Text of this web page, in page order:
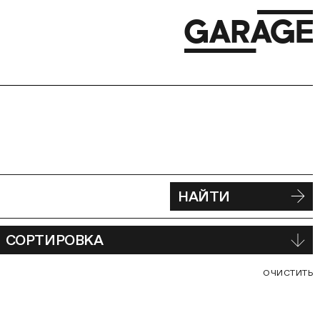
НАЙТИ
СОРТИРОВКА
ОЧИСТИТЬ